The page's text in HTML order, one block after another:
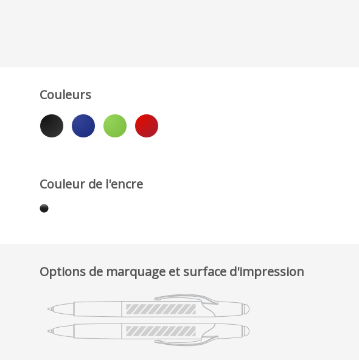
Couleurs
Couleur de l'encre
Options de marquage et surface d'impression